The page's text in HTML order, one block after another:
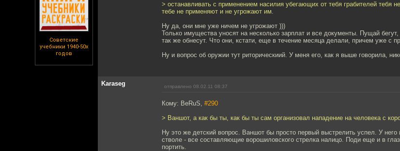
Советские
учебники 1940-50х
годов
> останавливать с применением насилия убегающих от тебя грабителей тебя
тебе не применяют и не угрожают им.
Ну да, они мне уже ничем не угрожают )))
Только имущества уносят на несколько зарплат и все документы. Пущай
так же обнесут. Что они, кстати, еще в течение месяца делали, причем уже с
Ну и вопрос об оружии тут риторическиий. У меня его, как я выше говорила,
Karaseg отправлено 08.02.11 08:37
Кому: BeRuS, #290
> Ваншот, а как бы ты, как бы ты сам организовал нападение на человека с
Ну это же детский вопрос. Ваншот бы просто первый выстрелить успел. У него
стволе - все составляющие ворошиловского стрелка налицо. Поди еще и в
портить.